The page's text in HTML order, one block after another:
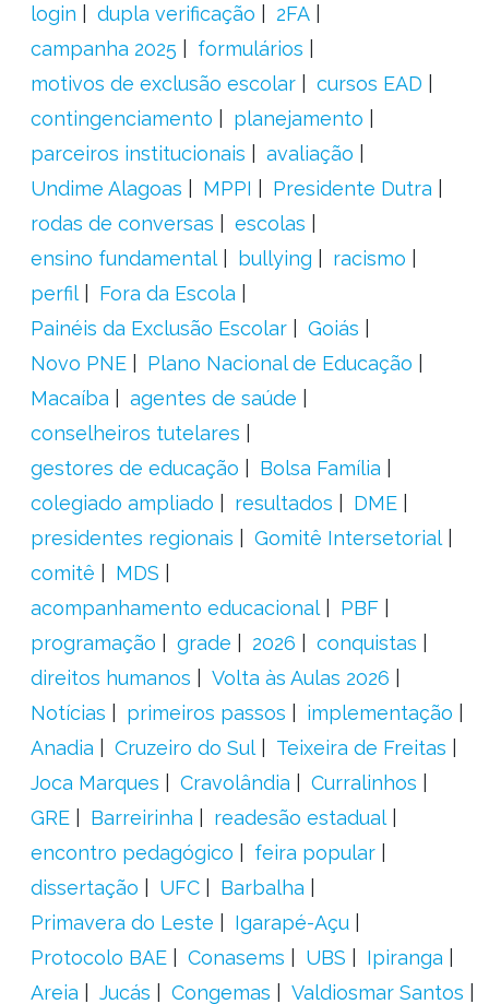
login
dupla verificação
2FA
campanha 2025
formulários
motivos de exclusão escolar
cursos EAD
contingenciamento
planejamento
parceiros institucionais
avaliação
Undime Alagoas
MPPI
Presidente Dutra
rodas de conversas
escolas
ensino fundamental
bullying
racismo
perfil
Fora da Escola
Painéis da Exclusão Escolar
Goiás
Novo PNE
Plano Nacional de Educação
Macaíba
agentes de saúde
conselheiros tutelares
gestores de educação
Bolsa Família
colegiado ampliado
resultados
DME
presidentes regionais
Gomitê Intersetorial
comitê
MDS
acompanhamento educacional
PBF
programação
grade 2026
conquistas
direitos humanos
Volta às Aulas 2026
Notícias
primeiros passos
implementação
Anadia
Cruzeiro do Sul
Teixeira de Freitas
Joca Marques
Cravolândia
Curralinhos
GRE
Barreirinha
readesão estadual
encontro pedagógico
feira popular
dissertação
UFC
Barbalha
Primavera do Leste
Igarapé-Açu
Protocolo BAE
Conasems UBS
Ipiranga
Areia
Jucás Congemas Valdiosmar Santos